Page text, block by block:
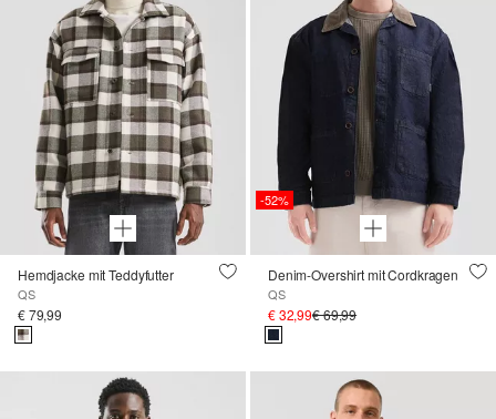
Hemdjacke mit Teddyfutter
QS
€ 79,99
-52%
Denim-Overshirt mit Cordkragen
QS
€ 32,99€ 69,99